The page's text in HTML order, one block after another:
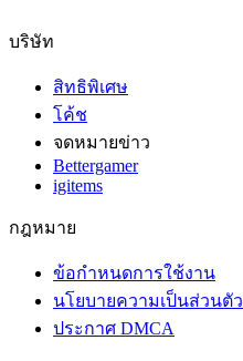
บริษัท
สิทธิพิเศษ
โค้ช
จดหมายข่าว
Bettergamer
igitems
กฎหมาย
ข้อกำหนดการใช้งาน
นโยบายความเป็นส่วนตัว
ประกาศ DMCA